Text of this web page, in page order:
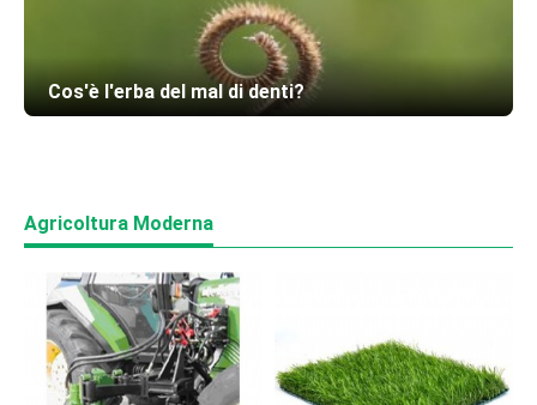
Cos'è l'erba del mal di denti?
Agricoltura Moderna